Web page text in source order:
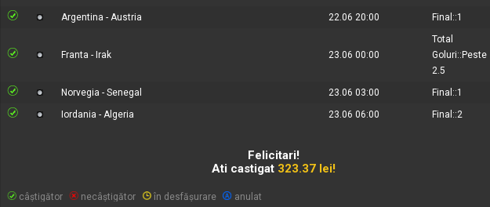
Argentina - Austria 22.06 20:00 Final::1
Franta - Irak 23.06 00:00
Total
Goluri::Peste
2.5
Norvegia - Senegal
23.06 03:00
Final::1
Iordania - Algeria
23.06 06:00 Final::2
Felicitari!
Ati castigat 323.37 lei!
câștigător necâștigător în desfășurare anulat